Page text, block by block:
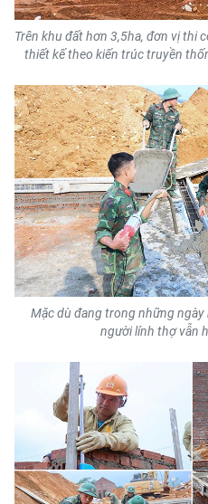
TIN MỚI
TIN ĐỊA PHƯƠNG
Trung du và miền núi
Đồng bằng sông Hồng
Bắc Trung Bộ
Duyên hải Nam Trung
Nguyên
Đông Nam Bộ
Đồng bằng sông Cửu
Chuyên trang Hà Nội
Chuyên trang TP. Hồ Chí
CHUYÊN ĐỀ
CÁC CHUYÊN TRANG
Trên khu đất hơn 3,5ha, đơn vị thi
thiết kế theo kiến trúc truyền
Mặc dù đang trong những
người lính thợ vẫn